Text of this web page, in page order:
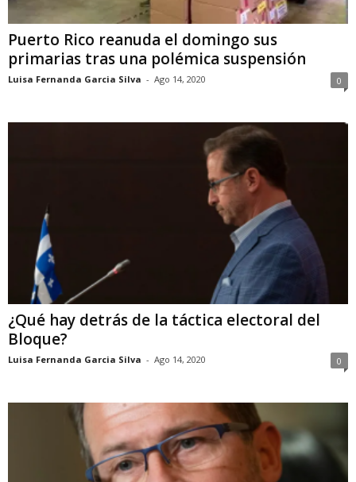
Puerto Rico reanuda el domingo sus
primarias tras una polémica suspensión
Luisa Fernanda Garcia Silva - Ago 14, 2020 0
¿Qué hay detrás de la táctica electoral del
Bloque?
Luisa Fernanda Garcia Silva - Ago 14, 2020 0